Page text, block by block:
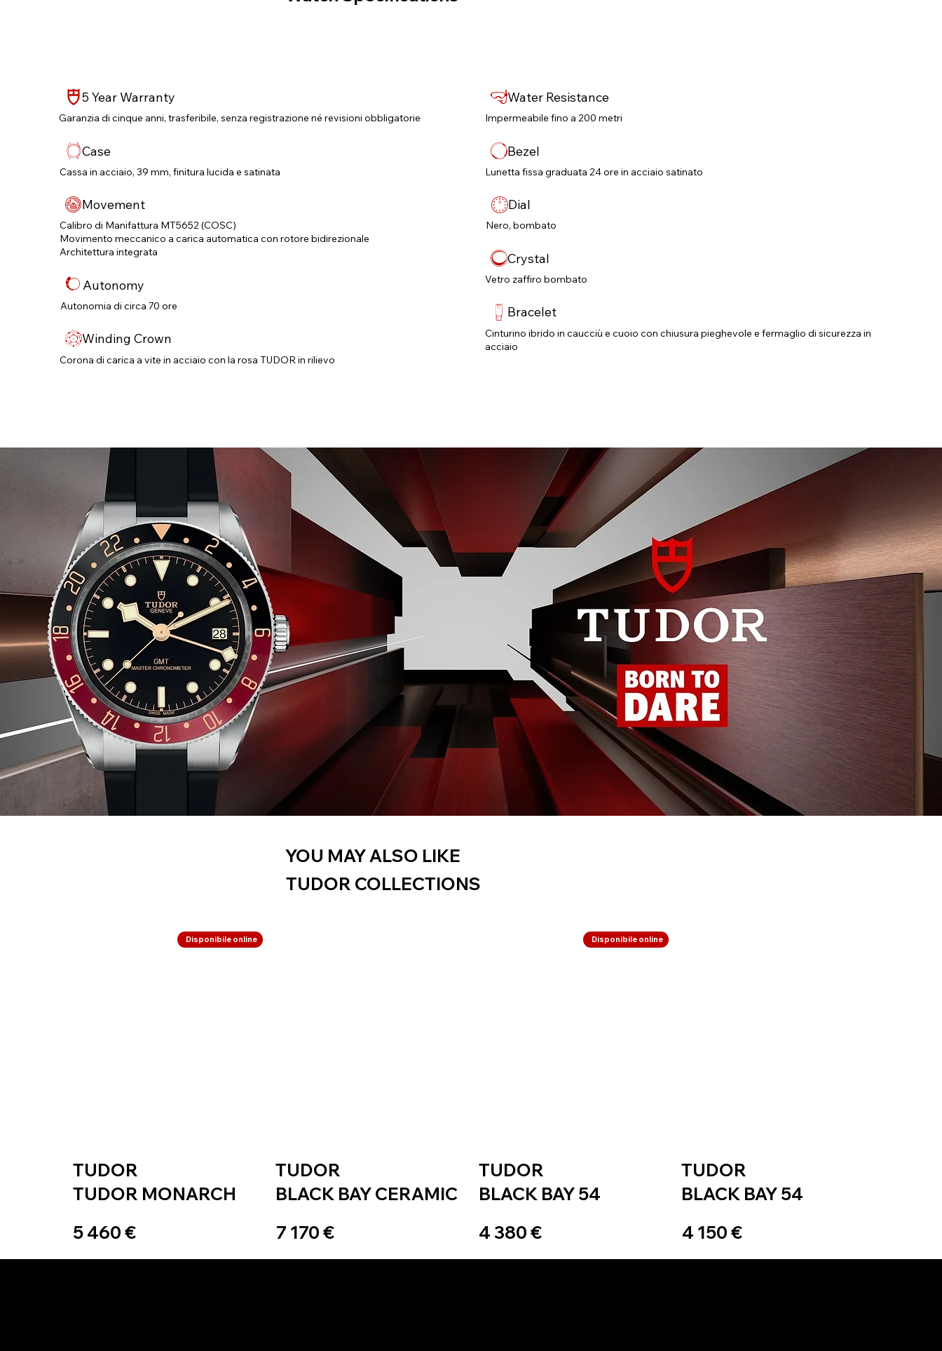
5 Year Warranty
Garanzia di cinque anni, trasferibile, senza registrazione né revisioni obbligatorie​
Case
Cassa in acciaio, 39 mm, finitura lucida e satinata
Movement
Calibro di Manifattura MT5652 (COSC)
Movimento meccanico a carica automatica con rotore bidirezionale
Architettura integrata
Autonomy
Autonomia di circa 70 ore
Winding Crown
Corona di carica a vite in acciaio con la rosa TUDOR in rilievo
Water Resistance
Impermeabile fino a 200 metri
Bezel
Lunetta fissa graduata 24 ore in acciaio satinato
Dial
Nero, bombato
Crystal
Vetro zaffiro bombato
Bracelet
Cinturino ibrido in caucciù e cuoio con chiusura pieghevole e fermaglio di sicurezza in
acciaio
TUDOR COLLECTIONS
YOU MAY ALSO LIKE
Disponibile online
TUDOR
TUDOR MONARCH
5 460 €
TUDOR
BLACK BAY CERAMIC
7 170 €
Disponibile online
TUDOR
BLACK BAY 54
4 380 €
TUDOR
BLACK BAY 54
4 150 €